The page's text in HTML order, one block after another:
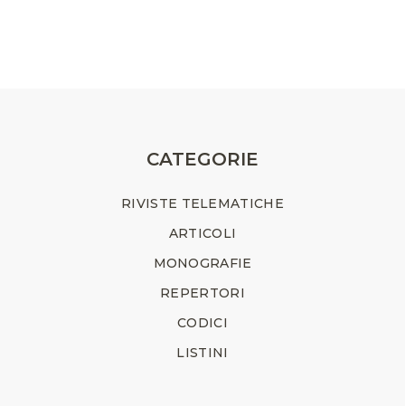
CATEGORIE
RIVISTE TELEMATICHE
ARTICOLI
MONOGRAFIE
REPERTORI
CODICI
LISTINI